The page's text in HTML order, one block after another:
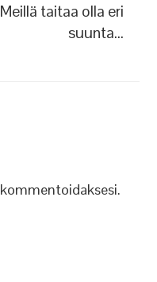
Meillä taitaa olla eri
suunta…
kommentoidaksesi.